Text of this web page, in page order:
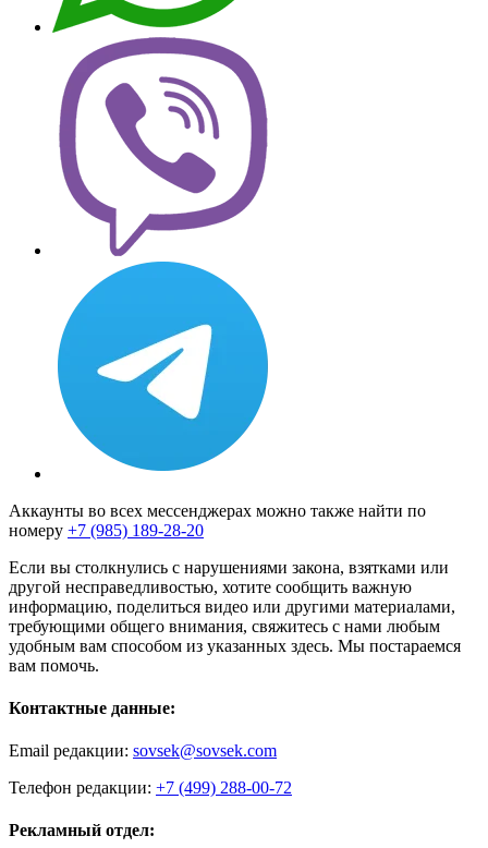
Аккаунты во всех мессенджерах можно также найти по
номеру +7 (985) 189-28-20
Если вы столкнулись с нарушениями закона, взятками или
другой несправедливостью, хотите сообщить важную
информацию, поделиться видео или другими материалами,
требующими общего внимания, свяжитесь с нами любым
удобным вам способом из указанных здесь. Мы постараемся
вам помочь.
Контактные данные:
Email редакции: sovsek@sovsek.com
Телефон редакции: +7 (499) 288-00-72
Рекламный отдел: